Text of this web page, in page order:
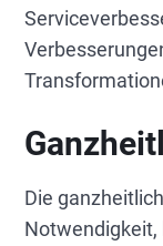
Die
Notwendigkeit,